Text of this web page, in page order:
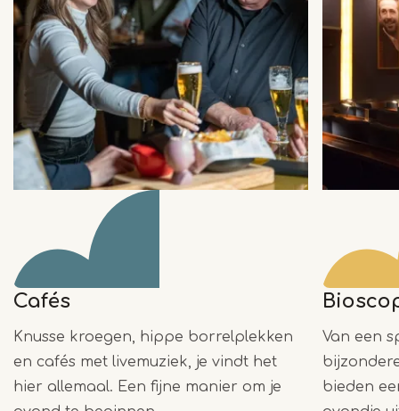
Cafés
Knusse kroegen, hippe borrelplekken
en cafés met livemuziek, je vindt het
hier allemaal. Een fijne manier om je
Van een
bieden